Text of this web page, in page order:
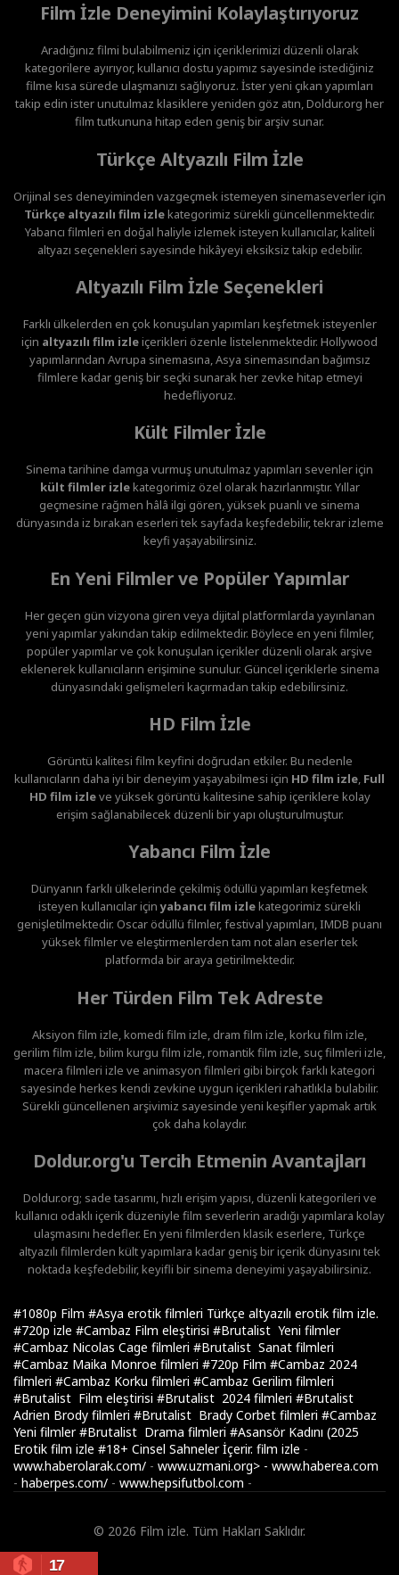
Film İzle Deneyimini Kolaylaştırıyoruz
Aradığınız filmi bulabilmeniz için içeriklerimizi düzenli olarak
kategorilere ayırıyor, kullanıcı dostu yapımız sayesinde istediğiniz
filme kısa sürede ulaşmanızı sağlıyoruz. İster yeni çıkan yapımları
takip edin ister unutulmaz klasiklere yeniden göz atın, Doldur.org her
film tutkununa hitap eden geniş bir arşiv sunar.
Türkçe Altyazılı Film İzle
Orijinal ses deneyiminden vazgeçmek istemeyen sinemaseverler için
Türkçe altyazılı film izlekategorimiz sürekli güncellenmektedir.
Yabancı filmleri en doğal haliyle izlemek isteyen kullanıcılar, kaliteli
altyazı seçenekleri sayesinde hikâyeyi eksiksiz takip edebilir.
Altyazılı Film İzle Seçenekleri
Farklı ülkelerden en çok konuşulan yapımları keşfetmek isteyenler
için altyazılı film izleiçerikleri özenle listelenmektedir. Hollywood
yapımlarından Avrupa sinemasına, Asya sinemasından bağımsız
filmlere kadar geniş bir seçki sunarak her zevke hitap etmeyi
hedefliyoruz.
Kült Filmler İzle
Sinema tarihine damga vurmuş unutulmaz yapımları sevenler için
kült filmler izlekategorimiz özel olarak hazırlanmıştır. Yıllar
geçmesine rağmen hâlâ ilgi gören, yüksek puanlı ve sinema
dünyasında iz bırakan eserleri tek sayfada keşfedebilir, tekrar izleme
keyfi yaşayabilirsiniz.
En Yeni Filmler ve Popüler Yapımlar
Her geçen gün vizyona giren veya dijital platformlarda yayınlanan
yeni yapımlar yakından takip edilmektedir. Böylece en yeni filmler,
popüler yapımlar ve çok konuşulan içerikler düzenli olarak arşive
eklenerek kullanıcıların erişimine sunulur. Güncel içeriklerle sinema
dünyasındaki gelişmeleri kaçırmadan takip edebilirsiniz.
HD Film İzle
Görüntü kalitesi film keyfini doğrudan etkiler. Bu nedenle
kullanıcıların daha iyi bir deneyim yaşayabilmesi için HD film izle, Full
HD film izleve yüksek görüntü kalitesine sahip içeriklere kolay
erişim sağlanabilecek düzenli bir yapı oluşturulmuştur.
Yabancı Film İzle
Dünyanın farklı ülkelerinde çekilmiş ödüllü yapımları keşfetmek
isteyen kullanıcılar içinyabancı film izlekategorimiz sürekli
genişletilmektedir. Oscar ödüllü filmler, festival yapımları, IMDB puanı
yüksek filmler ve eleştirmenlerden tam not alan eserler tek
platformda bir araya getirilmektedir.
Her Türden Film Tek Adreste
Aksiyon film izle, komedi film izle, dram film izle, korku film izle,
gerilim film izle, bilim kurgu film izle, romantik film izle, suç filmleri izle,
macera filmleri izle ve animasyon filmleri gibi birçok farklı kategori
sayesinde herkes kendi zevkine uygun içerikleri rahatlıkla bulabilir.
Sürekli güncellenen arşivimiz sayesinde yeni keşifler yapmak artık
çok daha kolaydır.
Doldur.org'u Tercih Etmenin Avantajları
Doldur.org; sade tasarımı, hızlı erişim yapısı, düzenli kategorileri ve
kullanıcı odaklı içerik düzeniyle film severlerin aradığı yapımlara kolay
ulaşmasını hedefler. En yeni filmlerden klasik eserlere, Türkçe
altyazılı filmlerden kült yapımlara kadar geniş bir içerik dünyasını tek
noktada keşfedebilir, keyifli bir sinema deneyimi yaşayabilirsiniz.
#1080p Film #Asya erotik filmleri Türkçe altyazılı erotik film izle.
#720p izle #Cambaz Film eleştirisi #Brutalist Yeni filmler
#Cambaz Nicolas Cage filmleri #Brutalist Sanat filmleri
#Cambaz Maika Monroe filmleri #720p Film #Cambaz 2024
filmleri #Cambaz Korku filmleri #Cambaz Gerilim filmleri
#Brutalist Film eleştirisi #Brutalist 2024 filmleri #Brutalist
Adrien Brody filmleri #Brutalist Brady Corbet filmleri #Cambaz
Yeni filmler#Brutalist Drama filmleri #Asansör Kadını (2025
Erotik film izle #18+ Cinsel Sahneler İçerir. film izle -
www.haberolarak.com/ - www.uzmani.org> - www.haberea.com
- haberpes.com/ - www.hepsifutbol.com -
© 2026 Film izle. Tüm Hakları Saklıdır.
17